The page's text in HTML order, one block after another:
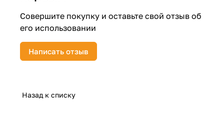
Совершите покупку и оставьте свой отзыв об
его использовании
Написать отзыв
Назад к списку